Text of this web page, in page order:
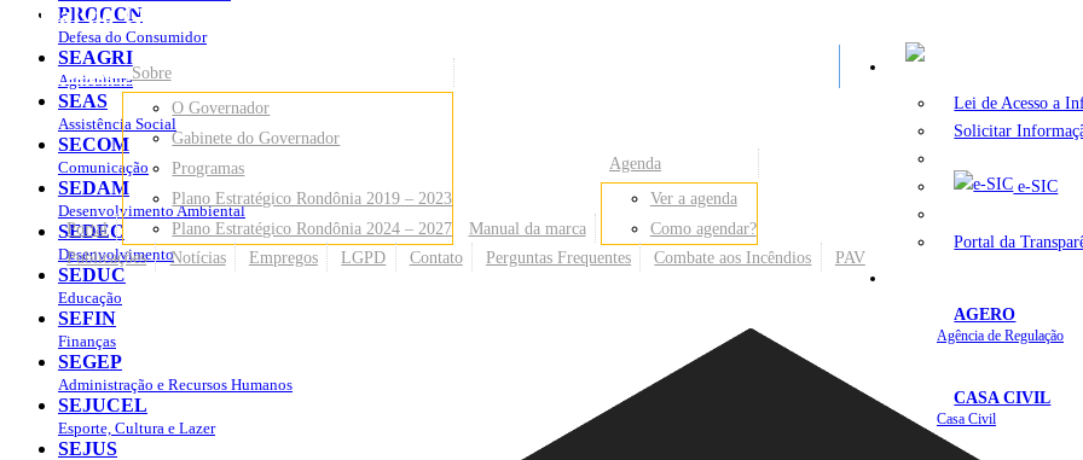
Portal do Governo do
Governode Rondônia
Lei de Acesso a
Solicitar
e-SIC
Portal da
AGERO
Agência de Regulação
CASA CIVIL
Casa Civil
Portal
Sobre
O Governador
Gabinete do Governador
Programas
Plano Estratégico Rondônia 2019 – 2023
Plano Estratégico Rondônia 2024 – 2027
Manual da marca
Agenda
Ver a agenda
Como agendar?
Publicações
Notícias Empregos LGPD Contato Perguntas Frequentes Combate aos Incêndios PAV
PROCON
Defesa do Consumidor
SEAGRI
Agricultura
SEAS
Assistência Social
SECOM
Comunicação
SEDAM
Desenvolvimento Ambiental
SEDEC
Desenvolvimento
SEDUC
Educação
SEFIN
Finanças
SEGEP
Administração e Recursos Humanos
SEJUCEL
Esporte, Cultura e Lazer
SEJUS